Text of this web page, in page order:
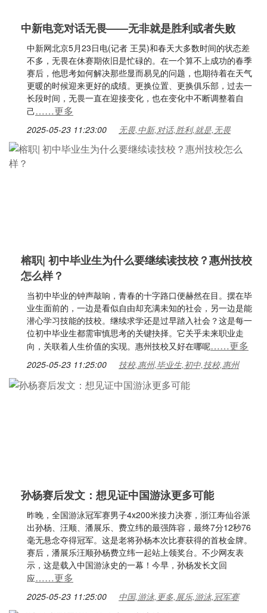
中新电竞对话无畏——无非就是胜利或者失败
中新网北京5月23日电(记者 王昊)和春天大多数时间的状态差
不多，无畏在休赛期依旧是忙碌的。在一个算不上成功的春季
赛后，他思考如何解决那些显而易见的问题，也期待着在天气
更暖的时候迎来更好的成绩。更换位置、更换俱乐部，过去一
长段时间，无畏一直在迎接变化，也在变化中不断调整着自
己……更多
2025-05-23 11:23:00 无畏,中新,对话,胜利,就是,无畏
榕职| 初中毕业生为什么要继续读技校？惠州技校
怎么样？
当初中毕业的钟声敲响，青春的十字路口便赫然在目。摆在毕
业生面前的，一边是看似自由却充满未知的社会，另一边是能
潜心学习技能的技校。继续求学还是过早踏入社会？这是每一
位初中毕业生都需审慎思考的关键抉择。它关乎未来职业走
向，关联着人生价值的实现。惠州技校又好在哪呢……更多
2025-05-23 11:25:00 技校,惠州,毕业生,初中,技校,惠州
孙杨赛后发文：想见证中国游泳更多可能
昨晚，全国游泳冠军赛男子4x200米接力决赛，浙江寿仙谷派
出孙杨、汪顺、潘展乐、费立纬的最强阵容，最终7分12秒76
毫无悬念夺得冠军。这是老将孙杨本次比赛获得的首枚金牌。
赛后，潘展乐汪顺孙杨费立纬一起站上领奖台。不少网友表
示，这是载入中国游泳史的一幕！今早，孙杨发长文回
应……更多
2025-05-23 11:25:00 中国,游泳,更多,展乐,游泳,冠军赛